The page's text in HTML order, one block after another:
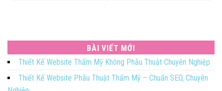
BÀI VIẾT MỚI
Thiết Kế Website Thẩm Mỹ Không Phẫu Thuật Chuyên Nghiệp
Thiết Kế Website Phẫu Thuật Thẩm Mỹ – Chuẩn SEO, Chuyên